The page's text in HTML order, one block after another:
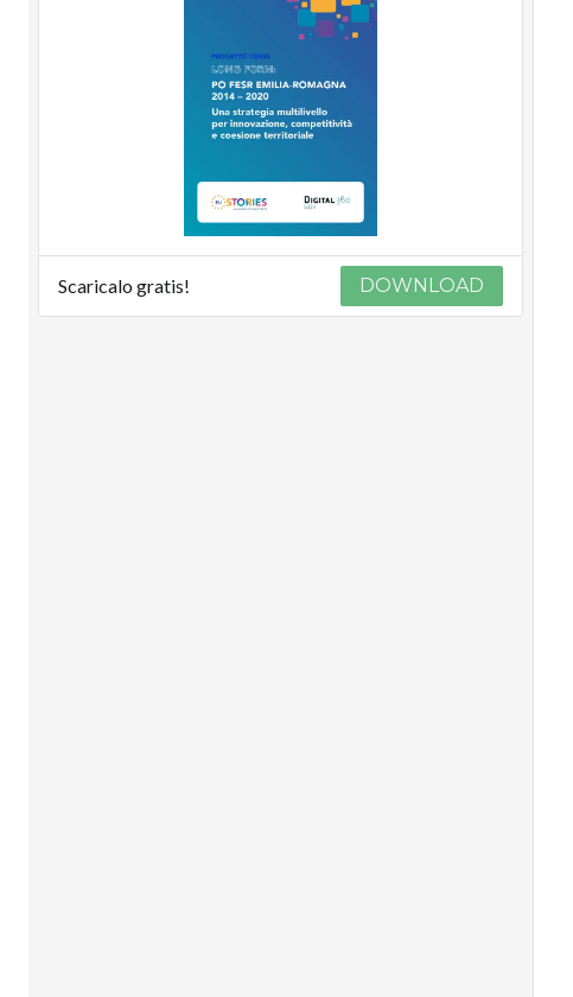
Scaricalo gratis! DOWNLOAD